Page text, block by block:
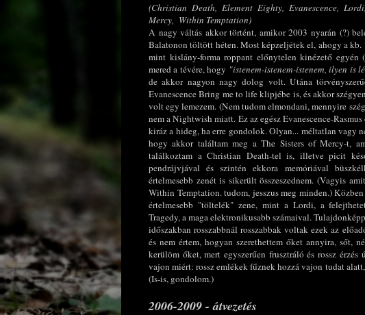
(Christian Death, Element Eighty, Evanescence, Lordi,
Mercy, Within Temptation)
A nagy váltás akkor történt, amikor 2003 nyarán (?)
Balatonon töltött héten. Most képzeljétek el, ahogy a
mint kislány-forma roppant előnytelen kinézető egyén
mered a tévére, hogy "istenem-istenem-istenem, ilyen is
de akkor nagyon nagy dolog volt. Utána
Evanescence Bring me to life klipjébe is, és akkor
volt egy lemezem. (Nem tudom elmondani, mennyire
nem a Nightwish miatt. Ez az egész Evanescence-
kiráz a hideg, ha erre gondolok. Olyan... méltatlan vagy
hogy akkor találtam meg a The Sisters of Mercy-t,
találkoztam a Christian Death-tel is, illetve picit
pendrájvjával és szintén ekkora memóriával
értelmesebb zenét is sikerült összeszednem. (Vagyis
Within Temptation. tudom, jesszus meg minden.)
értelmesebb "töltelék" zene, mint a Lordi, a
Tragedy, a maga elektronikusabb számaival.
időszakban rosszabbnál rosszabbak voltak ezek az
és nem értem, hogyan szerethettem őket annyira, sőt,
kerülöm őket, mert egyszerűen frusztráló és rossz
vajon miért: rossz emlékek fűznek hozzá vajon tudat
(Is-is, gondolom.)
2006-2009 - átvezetés